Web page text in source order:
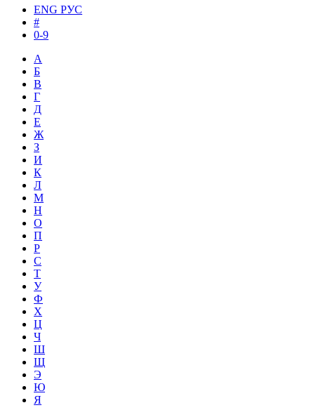
ENG РУС
#
0-9
А
Б
В
Г
Д
Е
Ж
З
И
К
Л
М
Н
О
П
Р
С
Т
У
Ф
Х
Ц
Ч
Ш
Щ
Э
Ю
Я